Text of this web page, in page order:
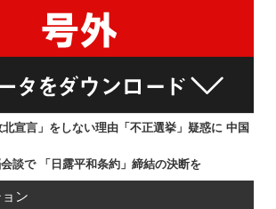
北宣言」をしない理由「不正選挙」疑惑に 中国
談で 「日露平和条約」締結の決断を
ン